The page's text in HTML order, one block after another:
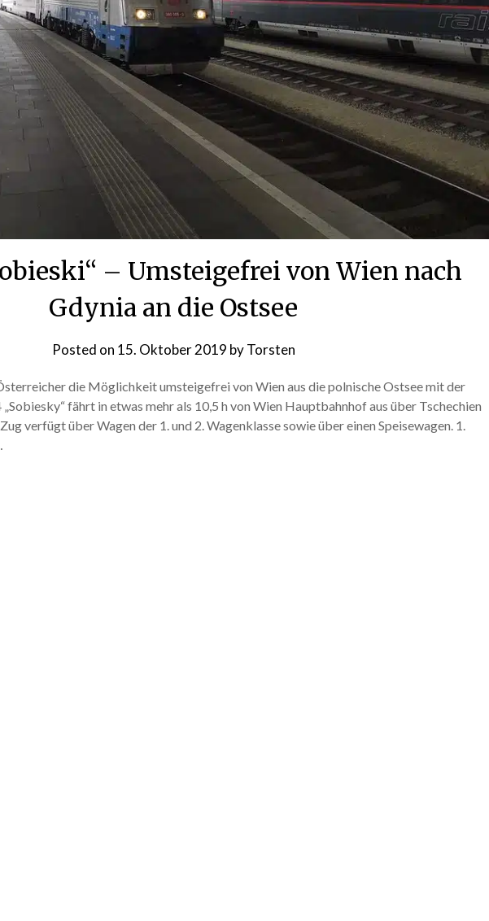
– Umsteigefrei von Wien nach
Gdynia an die Ostsee
Posted on 15. Oktober 2019 byTorsten
die Möglichkeit umsteigefrei von Wien aus die polnische Ostsee mit der
„Sobiesky“ fährt in etwas mehr als 10,5 h von Wien Hauptbahnhof aus über Tschechien
verfügt über Wagen der 1. und 2. Wagenklasse sowie über einen Speisewagen. 1.